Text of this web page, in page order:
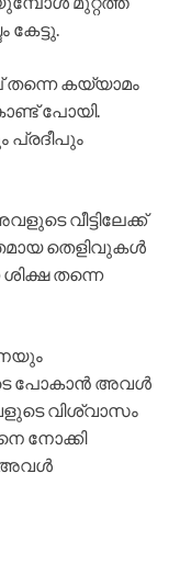
കേട്ടു.
തന്നെ കയ്യാമം
പോയി.
പ്രദീപും
വീട്ടിലേക്ക്
തെളിവുകൾ
തന്നെ
പോകാൻ അവൾ
വിശ്വാസം
നോക്കി
അവൾ